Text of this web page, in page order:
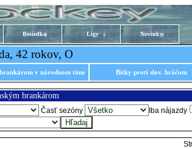
Besiedka Ligy Novinky
42 rokov, O
v národnom tíme Bitky proti slov. hráčom
brankárom
Časť sezóny
Iba nájazdy